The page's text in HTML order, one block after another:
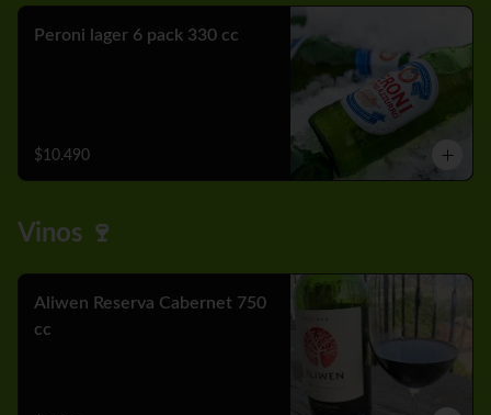
Peroni lager 6 pack 330 cc
$10.490
Vinos 🍷
Aliwen Reserva Cabernet 750
cc